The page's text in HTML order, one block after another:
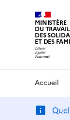
MINISTÈRE
DU
DES
ET DES
Accueil